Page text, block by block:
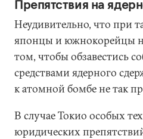
Препятствия на
Неудивительно, что при
японцы и южнокорейцы
том, чтобы обзавестись
средствами ядерного
к атомной бомбе не так
В случае Токио особых
юридических